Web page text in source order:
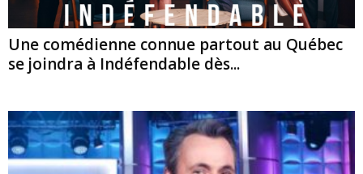
Une comédienne connue partout au Québec
se joindra à Indéfendable dès...